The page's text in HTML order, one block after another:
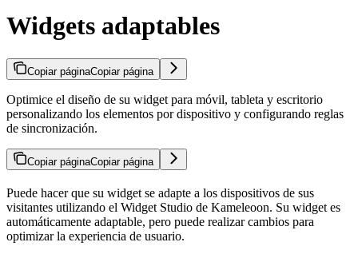
Widgets adaptables
Copiar páginaCopiar página
Optimice el diseño de su widget para móvil, tableta y escritorio
personalizando los elementos por dispositivo y configurando reglas
de sincronización.
Copiar páginaCopiar página
Puede hacer que su widget se adapte a los dispositivos de sus
visitantes utilizando el Widget Studio de Kameleoon. Su widget es
automáticamente adaptable, pero puede realizar cambios para
optimizar la experiencia de usuario.